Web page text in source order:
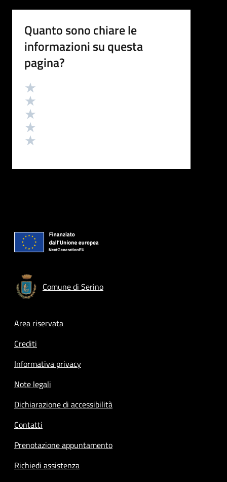
Quanto sono chiare le
informazioni su questa
pagina?
Valutazione
Comune di Serino
Footer menu
Area riservata
Crediti
Informativa privacy
Note legali
Dichiarazione di accessibilità
Contatti
Prenotazione appuntamento
Richiedi assistenza